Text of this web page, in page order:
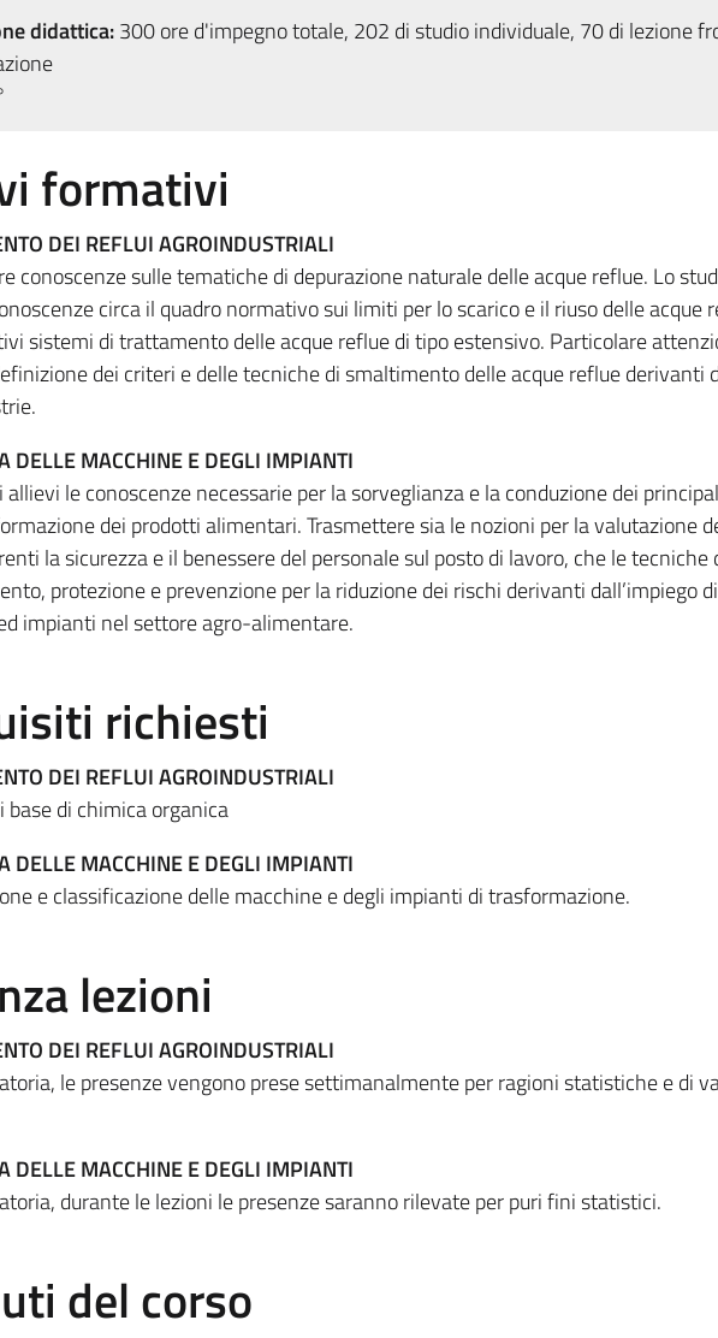
didattica:300 ore d'impegno totale, 202 di studio individuale, 70 di lezione
formativi
DEI REFLUI AGROINDUSTRIALI
conoscenze sulle tematiche di depurazione naturale delle acque reflue. Lo
circa il quadro normativo sui limiti per lo scarico e il riuso delle acque
sistemi di trattamento delle acque reflue di tipo estensivo. Particolare
dei criteri e delle tecniche di smaltimento delle acque reflue derivanti
DELLE MACCHINE E DEGLI IMPIANTI
allievi le conoscenze necessarie per la sorveglianza e la conduzione dei
dei prodotti alimentari. Trasmettere sia le nozioni per la valutazione
la sicurezza e il benessere del personale sul posto di lavoro, che le tecniche
protezione e prevenzione per la riduzione dei rischi derivanti dall’impiego di
impianti nel settore agro-alimentare.
richiesti
DEI REFLUI AGROINDUSTRIALI
base di chimica organica
DELLE MACCHINE E DEGLI IMPIANTI
e classificazione delle macchine e degli impianti di trasformazione.
lezioni
DEI REFLUI AGROINDUSTRIALI
le presenze vengono prese settimanalmente per ragioni statistiche e di
DELLE MACCHINE E DEGLI IMPIANTI
durante le lezioni le presenze saranno rilevate per puri fini statistici.
del corso